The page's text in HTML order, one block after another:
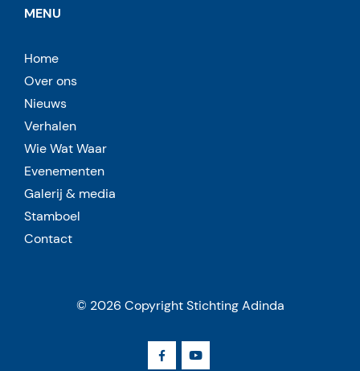
MENU
Home
Over ons
Nieuws
Verhalen
Wie Wat Waar
Evenementen
Galerij & media
Stamboel
Contact
© 2026 Copyright Stichting Adinda